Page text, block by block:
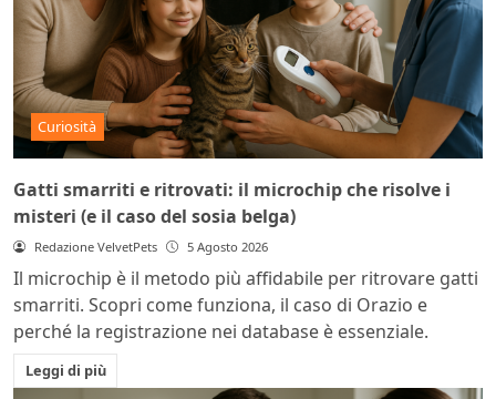
Curiosità
Gatti smarriti e ritrovati: il microchip che risolve i
misteri (e il caso del sosia belga)
Redazione VelvetPets 5 Agosto 2026
Il microchip è il metodo più affidabile per ritrovare gatti
smarriti. Scopri come funziona, il caso di Orazio e
perché la registrazione nei database è essenziale.
Leggi di più